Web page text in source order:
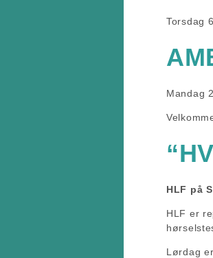
Torsdag
Mandag
HLF på
HLF er
Lørdag